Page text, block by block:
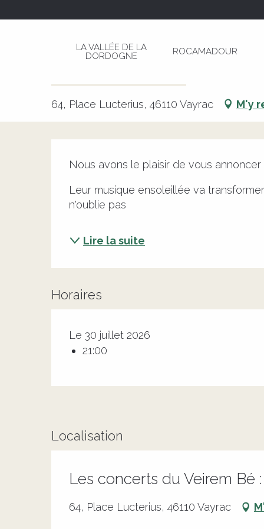
LA VALLÉE DE LA
DORDOGNE
ROCAMADOUR
Les concerts du Veirem Bé :
64, Place Lucterius, 46110 Vayrac M'y
Nous avons le plaisir de vous
Leur musique ensoleillée va
n'oublie pas
Lire la suite
Horaires
Le 30 juillet 2026
21:00
Localisation
Les concerts du Veirem Bé
64, Place Lucterius, 46110 Vayrac